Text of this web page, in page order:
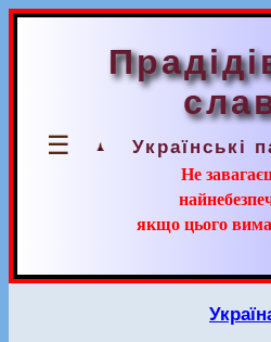
☰ Українські
Не
якщо цього